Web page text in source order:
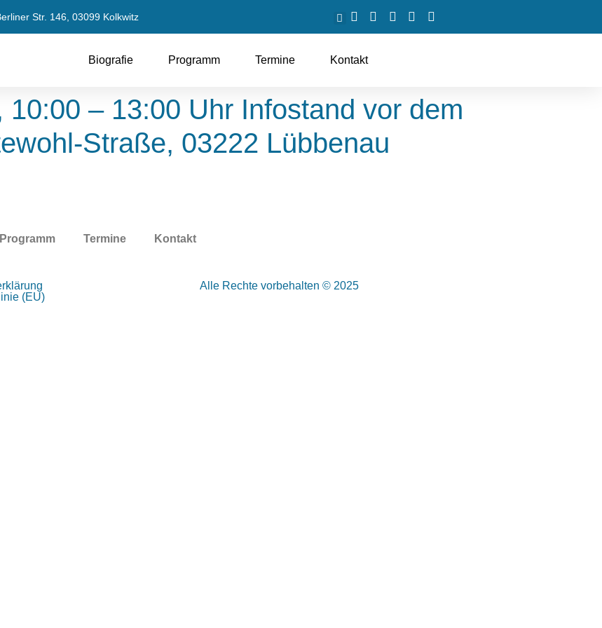
Str. 146, 03099 Kolkwitz
Biografie Programm Termine Kontakt
– 13:00 Uhr Infostand vor dem
Straße, 03222 Lübbenau
Programm Termine Kontakt
(EU)
Alle Rechte vorbehalten © 2025